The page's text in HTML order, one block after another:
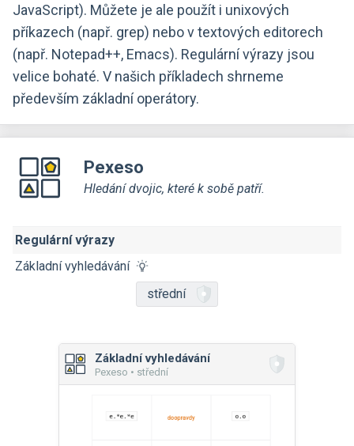
JavaScript). Můžete je ale použít i unixových
příkazech (např. grep) nebo v textových editorech
(např. Notepad++, Emacs). Regulární výrazy jsou
velice bohaté. V našich příkladech shrneme
především základní operátory.
Pexeso
Hledání dvojic, které k sobě patří.
Regulární výrazy
Základní vyhledávání
střední
Základní vyhledávání
Pexeso • střední